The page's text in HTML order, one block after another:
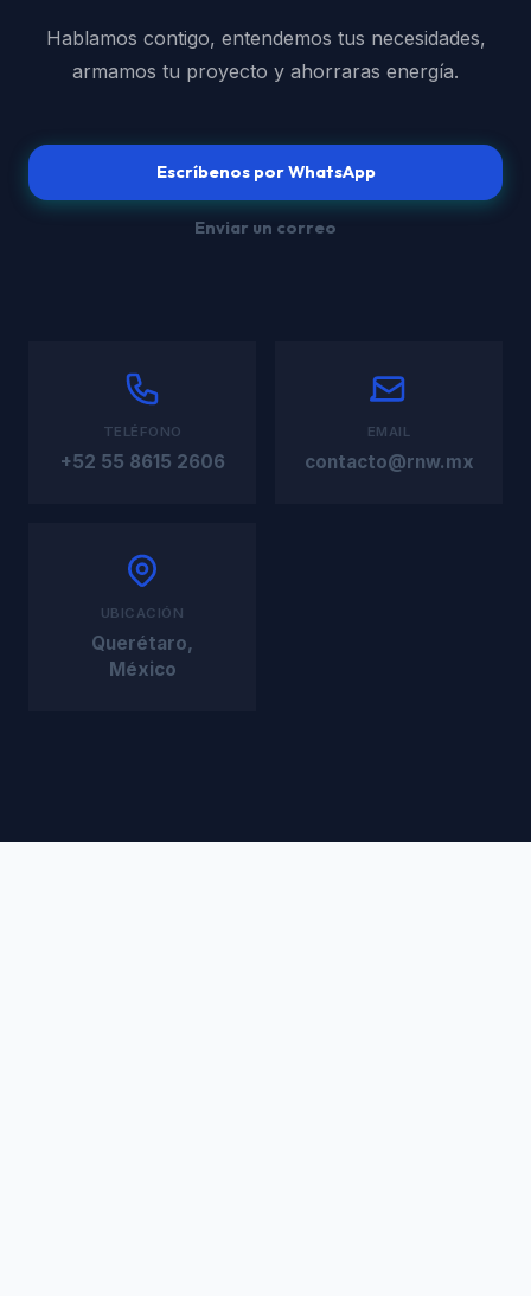
Hablamos contigo, entendemos tus necesidades,
armamos tu proyecto y ahorraras energía.
Escríbenos por WhatsApp
Enviar un correo
TELÉFONO
+52 55 8615 2606
EMAIL
contacto@rnw.mx
UBICACIÓN
Querétaro,
México